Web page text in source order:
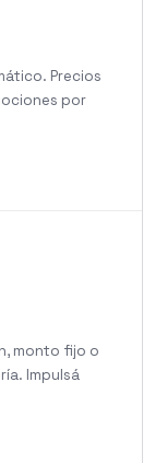
Precios
por
monto fijo o
Impulsá